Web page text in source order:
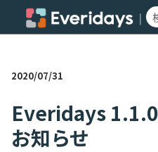
ン
テ
ツ
へ
ス
キ
Everidaysサポート V2 - ホーム
2020/07/31
Everidays
お知らせ